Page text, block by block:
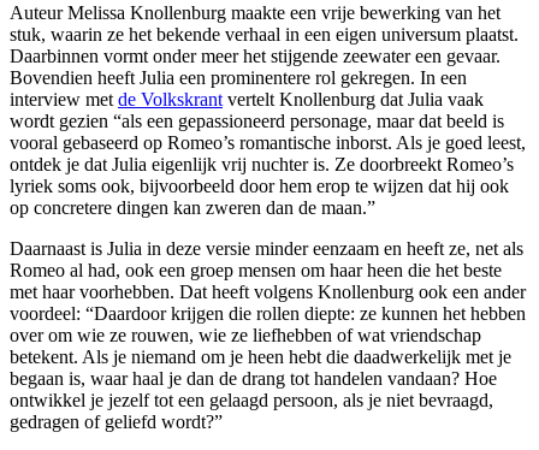
Auteur Melissa Knollenburg maakte een vrije bewerking van het
stuk, waarin ze het bekende verhaal in een eigen universum plaatst.
Daarbinnen vormt onder meer het stijgende zeewater een gevaar.
Bovendien heeft Julia een prominentere rol gekregen. In een
interview met de Volkskrant vertelt Knollenburg dat Julia vaak
wordt gezien “als een gepassioneerd personage, maar dat beeld is
vooral gebaseerd op Romeo’s romantische inborst. Als je goed leest,
ontdek je dat Julia eigenlijk vrij nuchter is. Ze doorbreekt Romeo’s
lyriek soms ook, bijvoorbeeld door hem erop te wijzen dat hij ook
op concretere dingen kan zweren dan de maan.”
Daarnaast is Julia in deze versie minder eenzaam en heeft ze, net als
Romeo al had, ook een groep mensen om haar heen die het beste
met haar voorhebben. Dat heeft volgens Knollenburg ook een ander
voordeel: “Daardoor krijgen die rollen diepte: ze kunnen het hebben
over om wie ze rouwen, wie ze liefhebben of wat vriendschap
betekent. Als je niemand om je heen hebt die daadwerkelijk met je
begaan is, waar haal je dan de drang tot handelen vandaan? Hoe
ontwikkel je jezelf tot een gelaagd persoon, als je niet bevraagd,
gedragen of geliefd wordt?”